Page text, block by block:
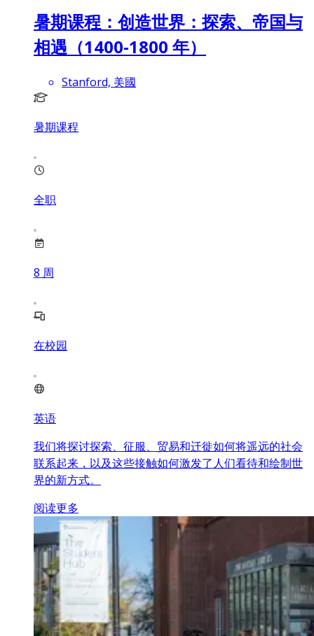
暑期课程：创造世界：探索、帝国与
相遇（1400-1800 年）
Stanford, 美國
暑期课程
全职
8 周
在校园
英语
我们将探讨探索、征服、贸易和迁徙如何将遥远的社会
联系起来，以及这些接触如何激发了人们看待和绘制世
界的新方式。
阅读更多